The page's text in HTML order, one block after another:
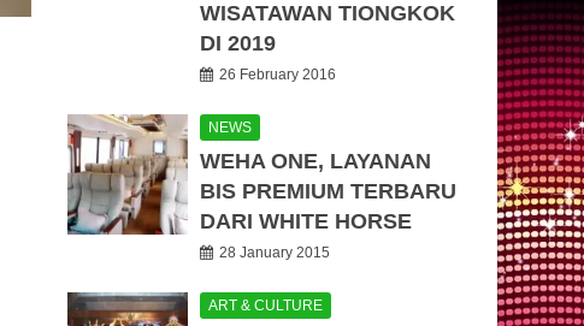
WISATAWAN TIONGKOK
DI 2019
26 February 2016
NEWS
WEHA ONE, LAYANAN
BIS PREMIUM TERBARU
DARI WHITE HORSE
28 January 2015
ART & CULTURE